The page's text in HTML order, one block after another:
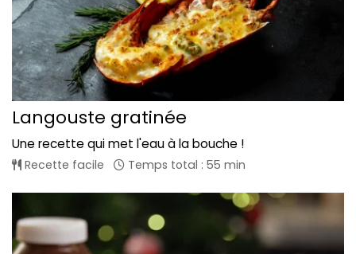
Langouste gratinée
Une recette qui met l'eau à la bouche !
Recette facile Temps total : 55 min